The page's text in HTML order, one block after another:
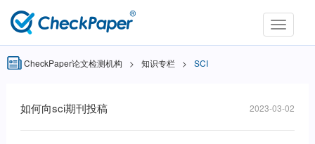
Toggle
CheckPaper论文检测机构 > 知识专栏 > SCI
如何向sci期刊投稿 2023-03-02